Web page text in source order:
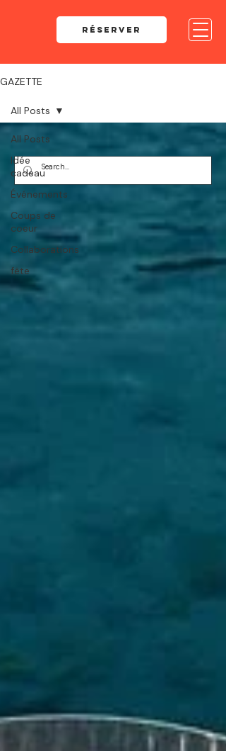
RÉSERVER
GAZETTE
All Posts
Idée
cadeau
Événements
Coups de
coeur
Collaborations
fête
All Posts